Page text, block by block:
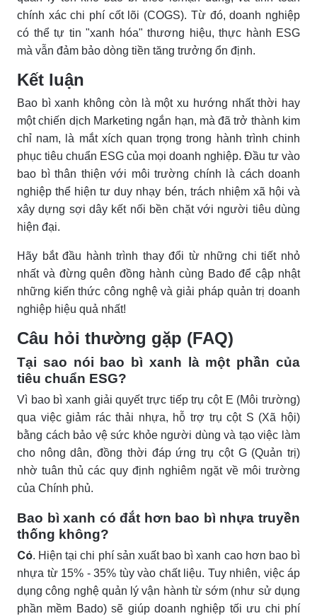
chính xác chi phí cốt lõi (COGS). Từ đó, doanh nghiệp
có thể tự tin "xanh hóa" thương hiệu, thực hành ESG
mà vẫn đảm bảo dòng tiền tăng trưởng ổn định.
Kết luận
Bao bì xanh không còn là một xu hướng nhất thời hay
một chiến dịch Marketing ngắn hạn, mà đã trở thành kim
chỉ nam, là mắt xích quan trọng trong hành trình chinh
phục tiêu chuẩn ESG của mọi doanh nghiệp. Đầu tư vào
bao bì thân thiện với môi trường chính là cách doanh
nghiệp thể hiện tư duy nhạy bén, trách nhiệm xã hội và
xây dựng sợi dây kết nối bền chặt với người tiêu dùng
hiện đại.
Hãy bắt đầu hành trình thay đổi từ những chi tiết nhỏ
nhất và đừng quên đồng hành cùng Bado để cập nhật
những kiến thức công nghệ và giải pháp quản trị doanh
nghiệp hiệu quả nhất!
Câu hỏi thường gặp (FAQ)
Tại sao nói bao bì xanh là một phần của
tiêu chuẩn ESG?
Vì bao bì xanh giải quyết trực tiếp trụ cột E (Môi trường)
qua việc giảm rác thải nhựa, hỗ trợ trụ cột S (Xã hội)
bằng cách bảo vệ sức khỏe người dùng và tạo việc làm
cho nông dân, đồng thời đáp ứng trụ cột G (Quản trị)
nhờ tuân thủ các quy định nghiêm ngặt về môi trường
của Chính phủ.
Bao bì xanh có đắt hơn bao bì nhựa truyền
thống không?
Có. Hiện tại chi phí sản xuất bao bì xanh cao hơn bao bì
nhựa từ 15% - 35% tùy vào chất liệu. Tuy nhiên, việc áp
dụng công nghệ quản lý vận hành từ sớm (như sử dụng
phần mềm Bado) sẽ giúp doanh nghiệp tối ưu chi phí